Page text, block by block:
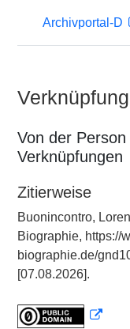
Archivportal-D
Von der
Verknüpfungen
Zitierweise
Buonincontro,
Biographie, https://
biographie.de/
[07.08.2026].